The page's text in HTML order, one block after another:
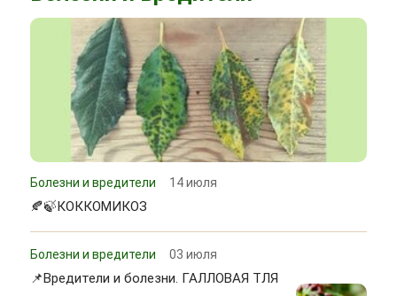
Болезни и вредители 14 июля
🍂🍃КОККОМИКОЗ
Болезни и вредители 03 июля
📌Вредители и болезни. ГАЛЛОВАЯ ТЛЯ